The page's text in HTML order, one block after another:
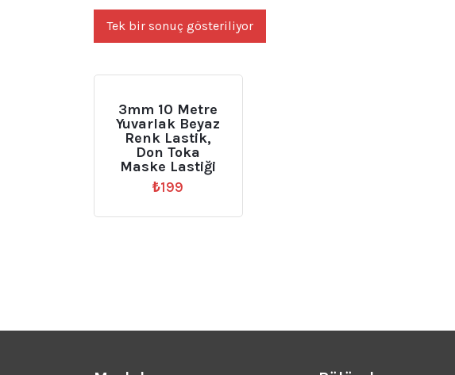
Tek bir sonuç gösteriliyor
3mm 10 Metre
Yuvarlak Beyaz
Renk Lastik,
Don Toka
Maske Lastiği
₺199